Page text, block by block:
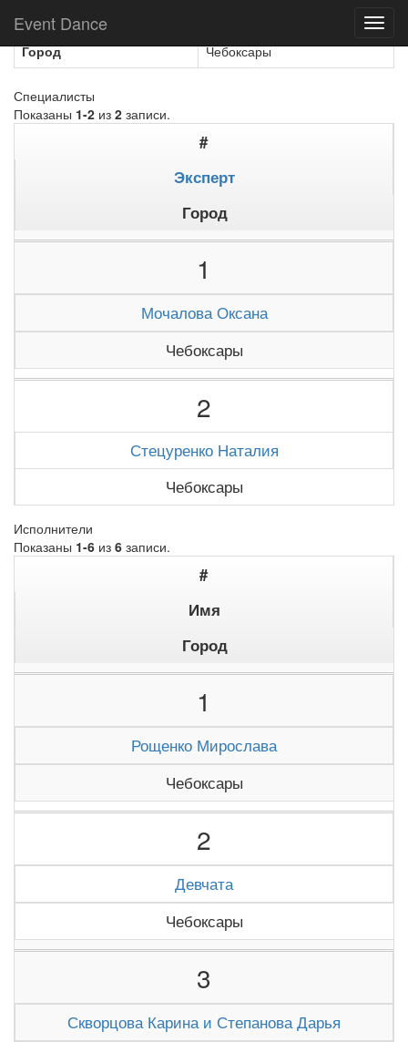
Event Dance
Название
Город
Чебоксары
Специалисты
Показаны 1-2 из 2 записи.
#
Эксперт
Город
1
Мочалова Оксана
Чебоксары
2
Стецуренко Наталия
Чебоксары
Исполнители
Показаны 1-6 из 6 записи.
#
Имя
Город
1
Рощенко Мирослава
Чебоксары
2
Девчата
Чебоксары
3
Скворцова Карина и Степанова Дарья